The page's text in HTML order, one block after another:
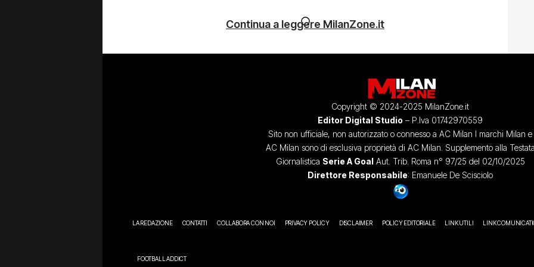
Continua a leggere MilanZone.it
Copyright © 2024-2025 MilanZone.it
Editor Digital Studio – P.Iva 01742970559
Sito non ufficiale, non autorizzato o connesso a AC Milan I marchi Milan e
AC Milan sono di esclusiva proprietà di AC Milan. Supplemento alla Testata
Giornalistica Serie A GoalAut. Trib. Roma n° 97/25 del 02/10/2025
Direttore Responsabile: Emanuele De Scisciolo
LA REDAZIONE CONTATTI COLLABORA CON NOI PRIVACY POLICY DISCLAIMER POLICY EDITORIALE LINK UTILI LINK
FOOTBALL ADDICT